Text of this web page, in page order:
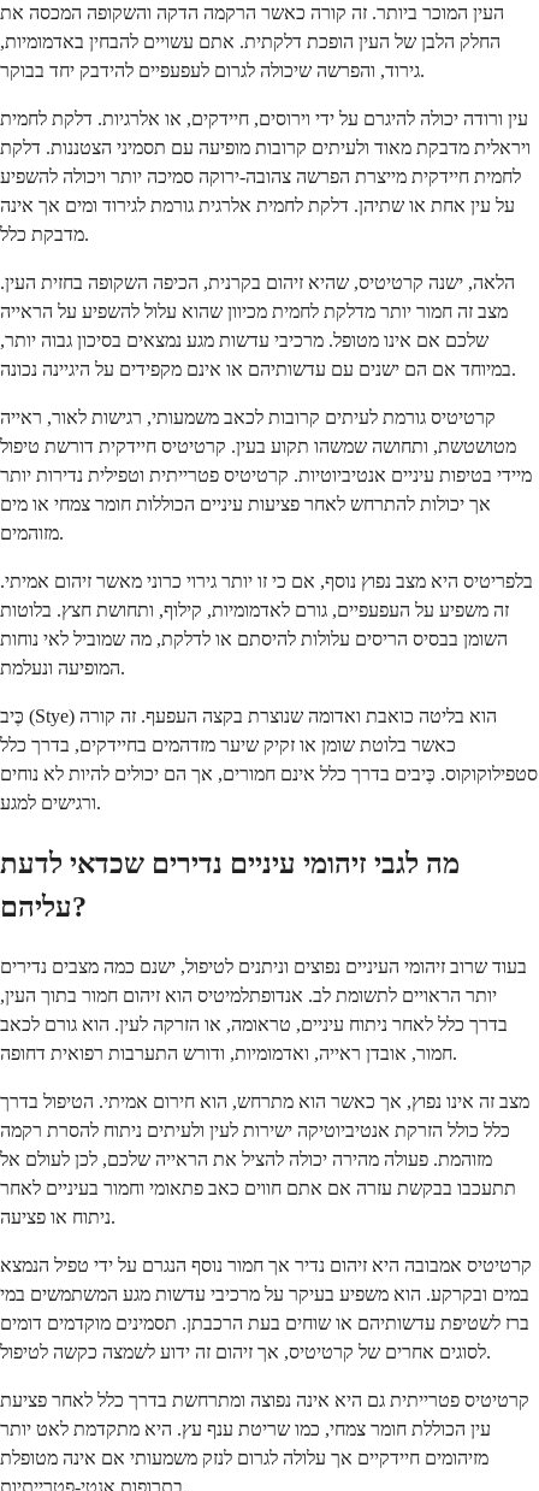
העין המוכר ביותר. זה קורה כאשר הרקמה הדקה והשקופה המכסה את
החלק הלבן של העין הופכת דלקתית. אתם עשויים להבחין באדמומיות,
גירוד, והפרשה שיכולה לגרום לעפעפיים להידבק יחד בבוקר.
עין ורודה יכולה להיגרם על ידי וירוסים, חיידקים, או אלרגיות. דלקת לחמית
ויראלית מדבקת מאוד ולעיתים קרובות מופיעה עם תסמיני הצטננות. דלקת
לחמית חיידקית מייצרת הפרשה צהובה-ירוקה סמיכה יותר ויכולה להשפיע
על עין אחת או שתיהן. דלקת לחמית אלרגית גורמת לגירוד ומים אך אינה
מדבקת כלל.
הלאה, ישנה קרטיטיס, שהיא זיהום בקרנית, הכיפה השקופה בחזית העין.
מצב זה חמור יותר מדלקת לחמית מכיוון שהוא עלול להשפיע על הראייה
שלכם אם אינו מטופל. מרכיבי עדשות מגע נמצאים בסיכון גבוה יותר,
במיוחד אם הם ישנים עם עדשותיהם או אינם מקפידים על היגיינה נכונה.
קרטיטיס גורמת לעיתים קרובות לכאב משמעותי, רגישות לאור, ראייה
מטושטשת, ותחושה שמשהו תקוע בעין. קרטיטיס חיידקית דורשת טיפול
מיידי בטיפות עיניים אנטיביוטיות. קרטיטיס פטרייתית וטפילית נדירות יותר
אך יכולות להתרחש לאחר פציעות עיניים הכוללות חומר צמחי או מים
מזוהמים.
בלפריטיס היא מצב נפוץ נוסף, אם כי זו יותר גירוי כרוני מאשר זיהום אמיתי.
זה משפיע על העפעפיים, גורם לאדמומיות, קילוף, ותחושת חצץ. בלוטות
השומן בבסיס הריסים עלולות להיסתם או לדלקת, מה שמוביל לאי נוחות
המופיעה ונעלמת.
כֶּיב (Stye) הוא בליטה כואבת ואדומה שנוצרת בקצה העפעף. זה קורה
כאשר בלוטת שומן או זקיק שיער מזדהמים בחיידקים, בדרך כלל
סטפילוקוקוס. כֶּיבים בדרך כלל אינם חמורים, אך הם יכולים להיות לא נוחים
ורגישים למגע.
מה לגבי זיהומי עיניים נדירים שכדאי לדעת
עליהם?
בעוד שרוב זיהומי העיניים נפוצים וניתנים לטיפול, ישנם כמה מצבים נדירים
יותר הראויים לתשומת לב. אנדופתלמיטיס הוא זיהום חמור בתוך העין,
בדרך כלל לאחר ניתוח עיניים, טראומה, או הזרקה לעין. הוא גורם לכאב
חמור, אובדן ראייה, ואדמומיות, ודורש התערבות רפואית דחופה.
מצב זה אינו נפוץ, אך כאשר הוא מתרחש, הוא חירום אמיתי. הטיפול בדרך
כלל כולל הזרקת אנטיביוטיקה ישירות לעין ולעיתים ניתוח להסרת רקמה
מזוהמת. פעולה מהירה יכולה להציל את הראייה שלכם, לכן לעולם אל
תתעכבו בבקשת עזרה אם אתם חווים כאב פתאומי וחמור בעיניים לאחר
ניתוח או פציעה.
קרטיטיס אמבובה היא זיהום נדיר אך חמור נוסף הנגרם על ידי טפיל הנמצא
במים ובקרקע. הוא משפיע בעיקר על מרכיבי עדשות מגע המשתמשים במי
ברז לשטיפת עדשותיהם או שוחים בעת הרכבתן. תסמינים מוקדמים דומים
לסוגים אחרים של קרטיטיס, אך זיהום זה ידוע לשמצה כקשה לטיפול.
קרטיטיס פטרייתית גם היא אינה נפוצה ומתרחשת בדרך כלל לאחר פציעת
עין הכוללת חומר צמחי, כמו שריטת ענף עץ. היא מתקדמת לאט יותר
מזיהומים חיידקיים אך עלולה לגרום לנזק משמעותי אם אינה מטופלת
בתרופות אנטי-פטרייתיות.